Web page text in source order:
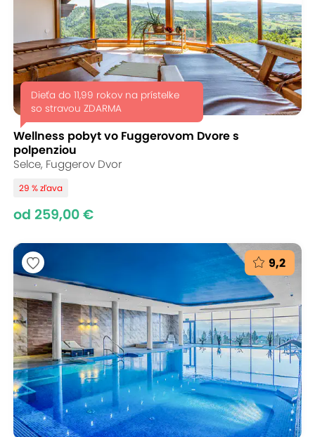
Dieťa do 11,99 rokov na prístelke
so stravou ZDARMA
Wellness pobyt vo Fuggerovom Dvore s
polpenziou
Selce, Fuggerov Dvor
29 % zľava
od 259,00 €
9,2